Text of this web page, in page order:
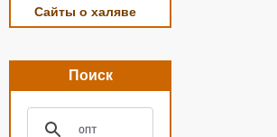
Сайты о халяве
Поиск